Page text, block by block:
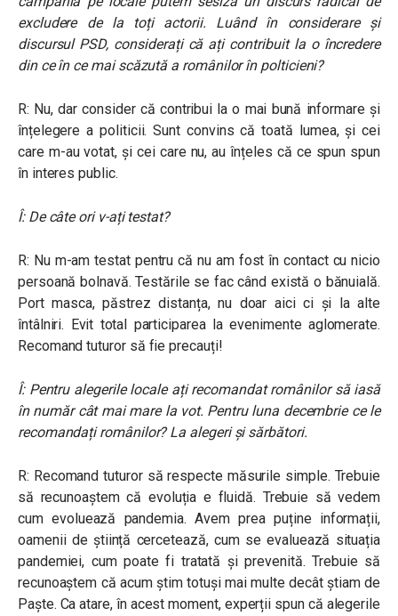
excludere de la toți actorii. Luând în considerare și
discursul PSD, considerați că ați contribuit la o încredere
din ce în ce mai scăzută a românilor în polticieni?
R: Nu, dar consider că contribui la o mai bună informare și
înțelegere a politicii. Sunt convins că toată lumea, și cei
care m-au votat, și cei care nu, au înțeles că ce spun spun
în interes public.
Î: De câte ori v-ați testat?
R: Nu m-am testat pentru că nu am fost în contact cu nicio
persoană bolnavă. Testările se fac când există o bănuială.
Port masca, păstrez distanța, nu doar aici ci și la alte
întâlniri. Evit total participarea la evenimente aglomerate.
Recomand tuturor să fie precauți!
Î: Pentru alegerile locale ați recomandat românilor să iasă
în număr cât mai mare la vot. Pentru luna decembrie ce le
recomandați românilor? La alegeri și sărbători.
R: Recomand tuturor să respecte măsurile simple. Trebuie
să recunoaștem că evoluția e fluidă. Trebuie să vedem
cum evoluează pandemia. Avem prea puține informații,
oamenii de știință cercetează, cum se evaluează situația
pandemiei, cum poate fi tratată și prevenită. Trebuie să
recunoaștem că acum știm totuși mai multe decât știam de
Paște. Ca atare, în acest moment, experții spun că alegerile